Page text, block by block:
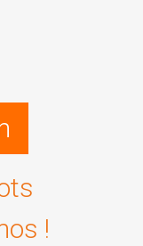
!